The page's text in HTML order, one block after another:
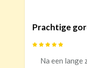
Prachtige
Na een lange